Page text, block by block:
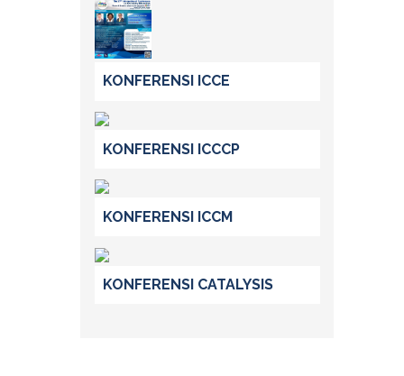
KONFERENSI ICCE
KONFERENSI ICCCP
KONFERENSI ICCM
KONFERENSI CATALYSIS